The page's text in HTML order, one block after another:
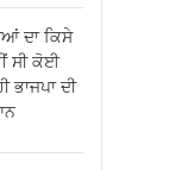
ਦਾ ਕਿਸੇ
ਸੀ ਕੋਈ
ਭਾਜਪਾ ਦੀ